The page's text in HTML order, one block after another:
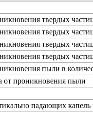
твердых
твердых
твердых
твердых
пыли в
от проникновения пыли
падающих капель